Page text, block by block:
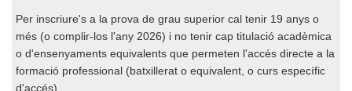
Per inscriure's a la prova de grau superior cal tenir 19 anys o
més (o complir-los l'any 2026) i no tenir cap titulació acadèmica
o d'ensenyaments equivalents que permeten l'accés directe a la
formació professional (batxillerat o equivalent, o curs específic
d'accés).